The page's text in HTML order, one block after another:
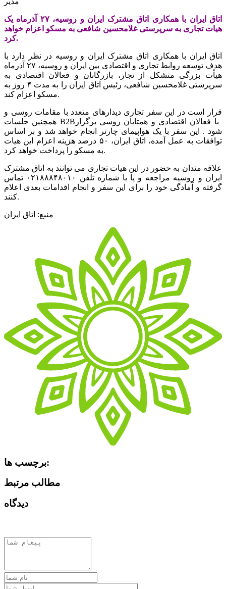
اتاق ایران با همکاری اتاق مشترک ایران و روسیه، ۲۷ آذرماه یک
هیات تجاری به سرپرستی غلامحسین شافعی به مسکو اعزام خواهد
کرد.
اتاق ایران با همکاری اتاق مشترک ایران و روسیه در نظر دارد با
هدف توسعه روابط تجاری و اقتصادی بین ایران و روسیه، ۲۷ آذرماه
هیأت بزرگی متشکل از تجار، بازرگانان و فعالان اقتصادی به
سرپرستی غلامحسین شافعی، رئیس اتاق ایران را به مدت ۴ روز به
مسکو اعزام کند.
قرار است در این سفر تجاری دیدارهای متعدد با مقامات روسی و
همچنین جلسات B2B‏ با فعالان اقتصادی و همتایان روسی برگزار
شود . این سفر با یک هواپیمای چارتر انجام خواهد شد و بر اساس
توافقات به عمل آمده، اتاق ایران، ۵۰ درصد هزینه اعزام این هیات
به مسکو را پرداخت خواهد کرد.
علاقه مندان به حضور در این هیات تجاری می توانند به اتاق مشترک
ایران و روسیه مراجعه و یا با شماره تلفن ۰۲۱۸۸۸۴۸۰۱۰ تماس
گرفته و آمادگی خود را برای این سفر و انجام اقدامات بعدی اعلام
کنند.
منبع: اتاق ایران
برچسب ها:
مطالب مرتبط
دیدگاه